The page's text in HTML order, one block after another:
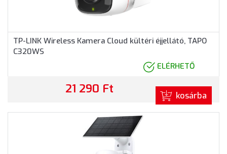
TP-LINK Wireless Kamera Cloud kültéri éjjellátó, TAPO
C320WS
ELÉRHETŐ
21 290 Ft kosárba